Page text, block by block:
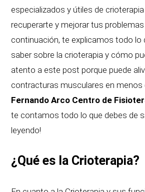
especializados y útiles de
recuperarte y mejorar tus
continuación, te explicamos todo lo
saber sobre la crioterapia y cómo
atento a este post porque puede
contracturas musculares en menos
Fernando Arco Centro de
te contamos todo lo que debes de
leyendo!
¿Qué es la Crioterapia?